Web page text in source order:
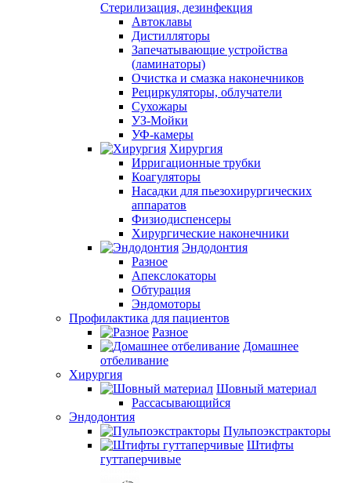
Стерилизация, дезинфекция
Автоклавы
Дистилляторы
Запечатывающие устройства
(ламинаторы)
Очистка и смазка наконечников
Рециркуляторы, облучатели
Сухожары
УЗ-Мойки
УФ-камеры
Хирургия
Ирригационные трубки
Коагуляторы
Насадки для пьезохирургических
аппаратов
Физиодиспенсеры
Хирургические наконечники
Эндодонтия
Разное
Апекслокаторы
Обтурация
Эндомоторы
Профилактика для пациентов
Разное
Домашнее
отбеливание
Хирургия
Шовный материал
Рассасывающийся
Эндодонтия
Пульпоэкстракторы
Штифты
гуттаперчивые